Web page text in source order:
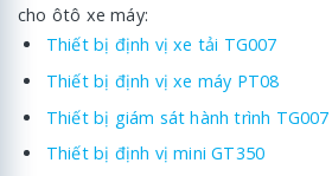
cho ôtô xe máy:
Thiết bị định vị xe tải TG007
Thiết bị định vị xe máy PT08
Thiết bị giám sát hành trình TG007
Thiết bị định vị mini GT350